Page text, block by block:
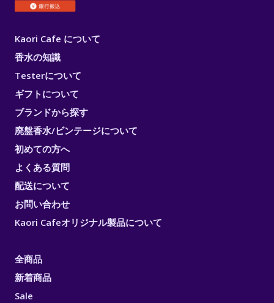
Kaori Cafe について
香水の知識
Testerについて
ギフトについて
ブランドから探す
廃盤香水/ビンテージについて
初めての方へ
よくある質問
配送について
お問い合わせ
Kaori Cafeオリジナル製品について
全商品
新着商品
Sale